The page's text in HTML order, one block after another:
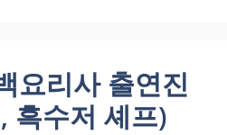
요리사 출연진
흑수저 셰프)